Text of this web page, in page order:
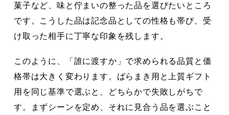
菓子など、味と佇まいの整った品を選びたいところ
です。こうした品は記念品としての性格も帯び、受
け取った相手に丁寧な印象を残します。
このように、「誰に渡すか」で求められる品質と価
格帯は大きく変わります。ばらまき用と上質ギフト
用を同じ基準で選ぶと、どちらかで失敗しがちで
す。まずシーンを定め、それに見合う品を選ぶこと